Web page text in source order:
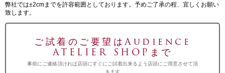
弊社では±2cmまでを許容範囲としております。予めご了承の程、宜しくお願い
致します。
ご試着のご要望はAudience
ATELIER SHOPまで
事前にご連絡頂ければ店頭にすぐにご試着出来るよう店頭にご用意させて頂
きます